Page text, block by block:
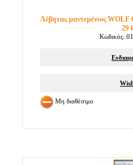
Λέβητας μαντεμένιος WOLF
29
Κωδικός:
Μη διαθέσιμο